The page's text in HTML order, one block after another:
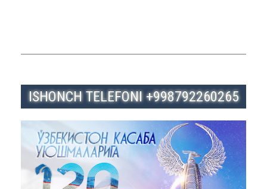
ISHONCH TELEFONI +998792260265